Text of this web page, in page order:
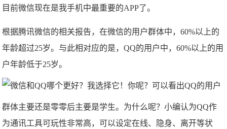
目前微信现在是我手机中最重要的APP了。
根据腾讯微信的相关报告，在微信的用户群体中，60%以上的
年龄超过25岁。与此相对应的是，QQ的用户中，60%以上的用
户年龄低于25岁。
​可以看出QQ的用户
群体主要还是零零后主要是学生。为什么呢？小编认为QQ作
为通讯工具可玩性非常高，可以设定在线、隐身、离开等状